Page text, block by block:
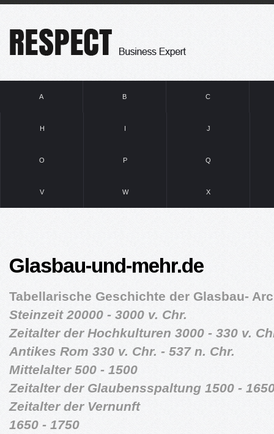
A B C
H I J
O P Q
V W X
Glasbau-und-mehr.de
Tabellarische Geschichte der Glasbau-
Steinzeit 20000 - 3000 v. Chr.
Zeitalter der Hochkulturen 3000 - 330 v.
Antikes Rom 330 v. Chr. - 537 n. Chr.
Mittelalter 500 - 1500
Zeitalter der Glaubensspaltung 1500 -
Zeitalter der Vernunft
1650 - 1750